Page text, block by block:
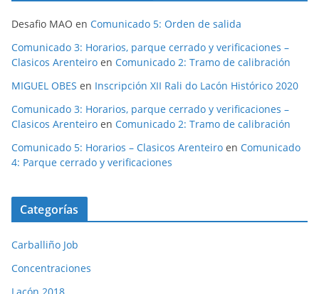
Desafio MAO en Comunicado 5: Orden de salida
Comunicado 3: Horarios, parque cerrado y verificaciones –
Clasicos Arenteiro en Comunicado 2: Tramo de calibración
MIGUEL OBES en Inscripción XII Rali do Lacón Histórico 2020
Comunicado 3: Horarios, parque cerrado y verificaciones –
Clasicos Arenteiro en Comunicado 2: Tramo de calibración
Comunicado 5: Horarios – Clasicos Arenteiro en Comunicado
4: Parque cerrado y verificaciones
Categorías
Carballiño Job
Concentraciones